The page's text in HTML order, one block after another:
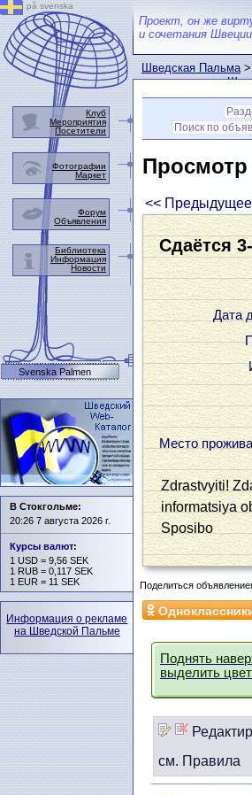
Проект, он же
и сочетания
Шведская Пальма
пользователем
Поиск по
<< Предыдущее
Сдаётся
Дата
Место
Zdrastvyiti!
informatsiya
Sposibo
Поделиться
Поднять
выделить
см. Правила
på svenska
Клуб
Мероприятия
Посетители
Фотографии
Маркет
Форум
Объявления
Библиотека
Информация
Новости
Svenska Palmen
В Стокгольме:
20:26 7 августа 2026 г.
Курсы валют:
1 USD = 9,56 SEK
1 RUB = 0,117 SEK
1 EUR = 11 SEK
Информация о рекламе
на Шведской Пальме